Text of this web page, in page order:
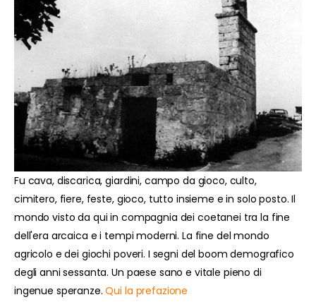
Fu cava, discarica, giardini, campo da gioco, culto,
cimitero, fiere, feste, gioco, tutto insieme e in solo posto. Il
mondo visto da qui in compagnia dei coetanei tra la fine
dell'era arcaica e i tempi moderni. La fine del mondo
agricolo e dei giochi poveri. I segni del boom demografico
degli anni sessanta. Un paese sano e vitale pieno di
ingenue speranze.Qui la prefazione